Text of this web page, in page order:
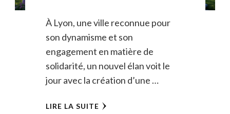
À Lyon, une ville reconnue pour
son dynamisme et son
engagement en matière de
solidarité, un nouvel élan voit le
jour avec la création d’une …
LIRE LA SUITE